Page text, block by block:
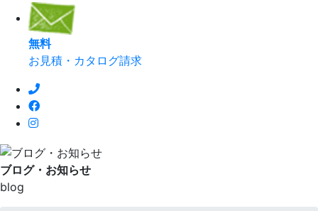
無料
お見積・カタログ請求
ブログ・お知らせ
blog